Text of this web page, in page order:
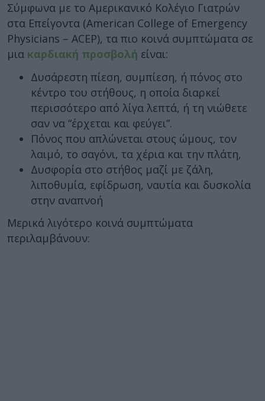
Σύμφωνα με το Αμερικανικό Κολέγιο Γιατρών
στα Επείγοντα (American College of Emergency
Physicians – ACEP), τα πιο κοινά συμπτώματα σε
μια καρδιακή προσβολή είναι:
Δυσάρεστη πίεση, συμπίεση, ή πόνος στο
κέντρο του στήθους, η οποία διαρκεί
περισσότερο από λίγα λεπτά, ή τη νιώθετε
σαν να “έρχεται και φεύγει”.
Πόνος που απλώνεται στους ώμους, τον
λαιμό, το σαγόνι, τα χέρια και την πλάτη,
Δυσφορία στο στήθος μαζί με ζάλη,
λιποθυμία, εφίδρωση, ναυτία και δυσκολία
στην αναπνοή
Μερικά λιγότερο κοινά συμπτώματα
περιλαμβάνουν: